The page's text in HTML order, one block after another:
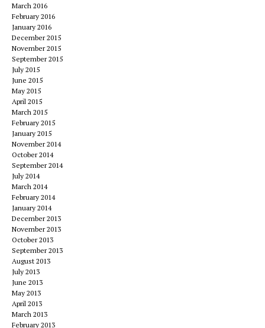
March 2016
February 2016
January 2016
December 2015
November 2015
September 2015
July 2015
June 2015
May 2015
April 2015
March 2015
February 2015
January 2015
November 2014
October 2014
September 2014
July 2014
March 2014
February 2014
January 2014
December 2013
November 2013
October 2013
September 2013
August 2013
July 2013
June 2013
May 2013
April 2013
March 2013
February 2013